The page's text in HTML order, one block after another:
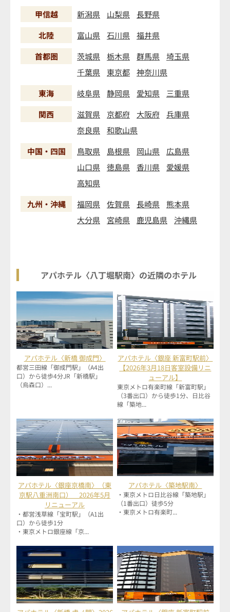
甲信越
新潟県 山梨県
長野県
北陸
富山県 石川県
福井県
首都圏
茨城県 栃木県 群馬県
埼玉県
千葉県
東京都
神奈川県
東海
岐阜県 静岡県 愛知県
三重県
関西
滋賀県 京都府 大阪府
兵庫県
奈良県
和歌山県
中国・四国
鳥取県 島根県 岡山県
広島県
山口県
徳島県 香川県
愛媛県
高知県
九州・沖縄
福岡県 佐賀県 長崎県
熊本県
大分県
宮崎県 鹿児島県 沖縄県
アパホテル〈八丁堀駅南〉の近隣のホテル
アパホテル〈新橋 御成門〉
都営三田線「御成門駅」（A4出
口）から徒歩4分JR「新橋駅」
（烏森口）...
アパホテル〈銀座 新富町駅前〉
【2026年3月18日客室設備リニ
ューアル】
東京メトロ有楽町線「新富町駅」
（3番出口）から徒歩1分、日比谷
線「築地...
アパホテル〈銀座京橋南〉（東
京駅八重洲南口） 2026年5月
リニューアル
・都営浅草線「宝町駅」（A1出
口）から徒歩1分
・東京メトロ銀座線「京...
アパホテル〈築地駅南〉
・東京メトロ日比谷線「築地駅」
（1番出口）徒歩5分
・東京メトロ有楽町...